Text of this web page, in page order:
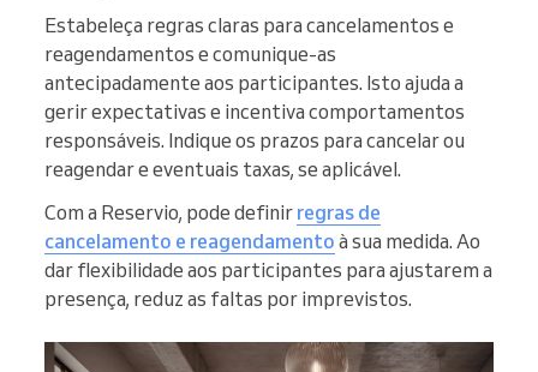
Estabeleça regras claras para cancelamentos e
reagendamentos e comunique-as
antecipadamente aos participantes. Isto ajuda a
gerir expectativas e incentiva comportamentos
responsáveis. Indique os prazos para cancelar ou
reagendar e eventuais taxas, se aplicável.
Com a Reservio, pode definir regras de
cancelamento e reagendamento à sua medida. Ao
dar flexibilidade aos participantes para ajustarem a
presença, reduz as faltas por imprevistos.